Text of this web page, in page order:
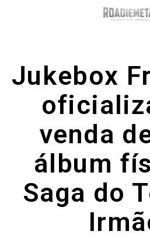
Jukebox
venda
álbum
Saga do